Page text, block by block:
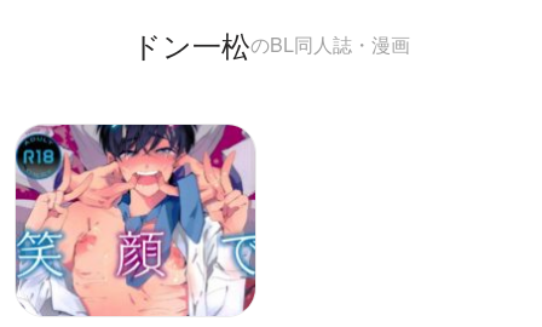
ドン一松のBL同人誌・漫画